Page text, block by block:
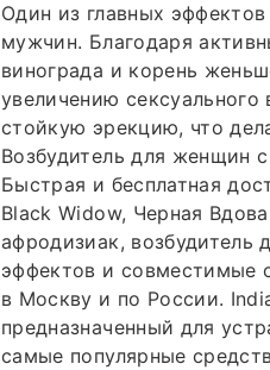
Один из главных
мужчин. Благодаря
винограда и корень
увеличению
стойкую эрекцию, что
Возбудитель для женщин
Быстрая и бесплатная
Black Widow, Черная
афродизиак, возбудитель
эффектов и совместимые
в Москву и по России.
предназначенный для
самые популярные